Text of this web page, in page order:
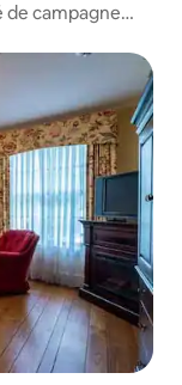
de campagne